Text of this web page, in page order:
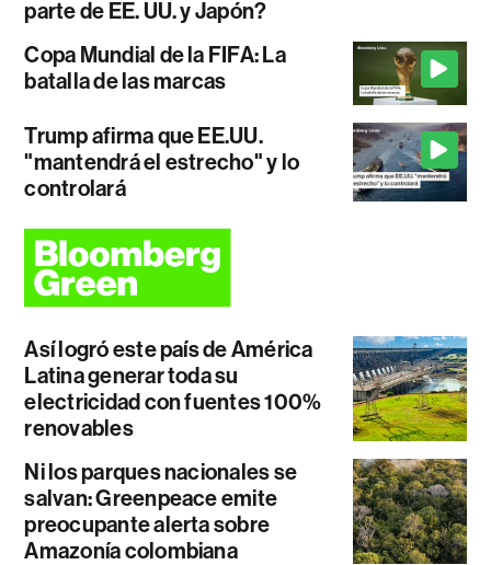
parte de EE. UU. y Japón?
Copa Mundial de la FIFA: La
batalla de las marcas
Trump afirma que EE.UU.
"mantendrá el estrecho" y lo
controlará
Así logró este país de América
Latina generar toda su
electricidad con fuentes 100%
renovables
Ni los parques nacionales se
salvan: Greenpeace emite
preocupante alerta sobre
Amazonía colombiana